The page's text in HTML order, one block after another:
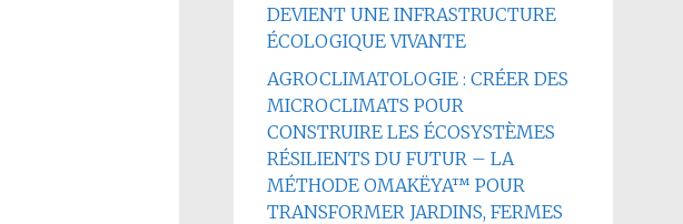
DEVIENT UNE INFRASTRUCTURE
ÉCOLOGIQUE VIVANTE
AGROCLIMATOLOGIE : CRÉER DES
MICROCLIMATS POUR
CONSTRUIRE LES ÉCOSYSTÈMES
RÉSILIENTS DU FUTUR – LA
MÉTHODE OMAKËYA™ POUR
TRANSFORMER JARDINS, FERMES